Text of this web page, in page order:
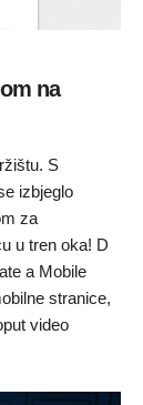
na
S
izbjeglo
za
u tren oka! D
a Mobile
stranice,
video